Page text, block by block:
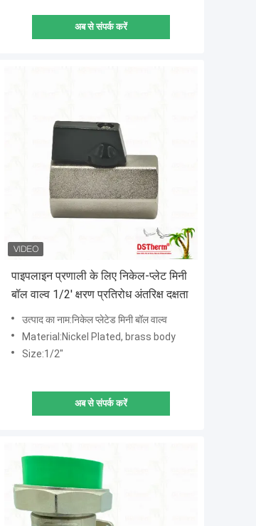
अब से संपर्क करें
पाइपलाइन प्रणाली के लिए निकेल-प्लेट मिनी
बॉल वाल्व 1/2' क्षरण प्रतिरोध अंतरिक्ष दक्षता
उत्पाद का नाम:निकेल प्लेटेड मिनी बॉल वाल्व
Material:Nickel Plated, brass body
Size:1/2"
अब से संपर्क करें